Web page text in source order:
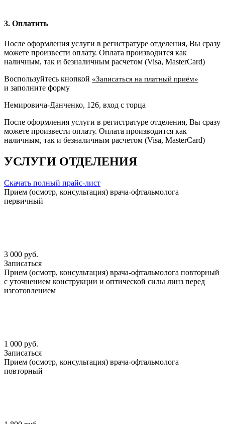
3. Оплатить
После оформления услуги в регистратуре отделения, Вы сразу
можете произвести оплату. Оплата производится как
наличным, так и безналичным расчетом (Visa, MasterCard)
Воспользуйтесь кнопкой «Записаться на платный приём»
и заполните форму
Немировича-Данченко, 126, вход с торца
После оформления услуги в регистратуре отделения, Вы сразу
можете произвести оплату. Оплата производится как
наличным, так и безналичным расчетом (Visa, MasterCard)
УСЛУГИ ОТДЕЛЕНИЯ
Скачать полный прайс-лист
Прием (осмотр, консультация) врача-офтальмолога
первичный
3 000 руб.
Записаться
Прием (осмотр, консультация) врача-офтальмолога повторный
с уточнением конструкции и оптической силы линз перед
изготовлением
1 000 руб.
Записаться
Прием (осмотр, консультация) врача-офтальмолога
повторный